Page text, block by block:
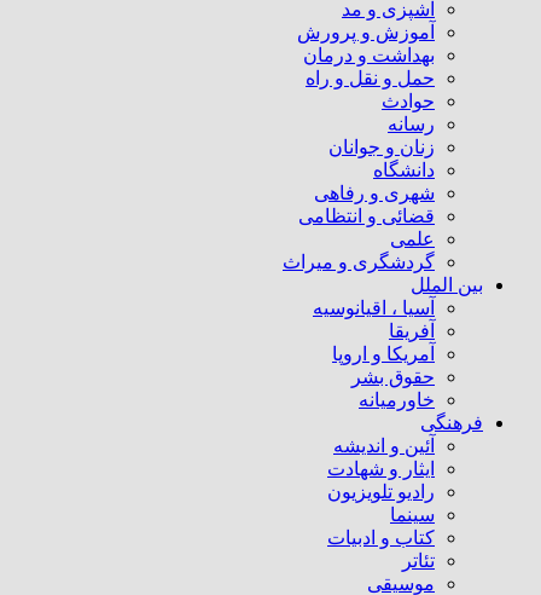
آشپزی و مد
آموزش و پرورش
بهداشت و درمان
حمل و نقل و راه
حوادث
رسانه
زنان و جوانان
دانشگاه
شهری و رفاهی
قضائی و انتظامی
علمی
گردشگری و میراث
بین الملل
آسیا ، اقیانوسیه
آفریقا
آمریکا و اروپا
حقوق بشر
خاورمیانه
فرهنگی
آئین و اندیشه
ایثار و شهادت
رادیو تلویزیون
سینما
کتاب و ادبیات
تئاتر
موسیقی